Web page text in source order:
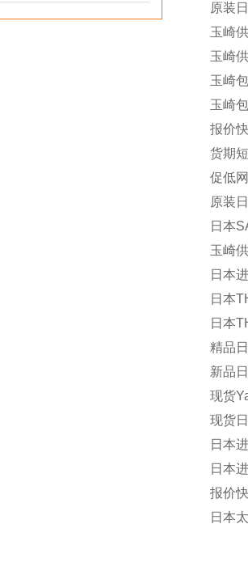
原装
玉崎
玉崎
玉崎
玉崎
报价
货期
促低
原装
日本
玉崎
日本
日本
日本
精品
新品
现货
现货
日本
日本
报价
日本